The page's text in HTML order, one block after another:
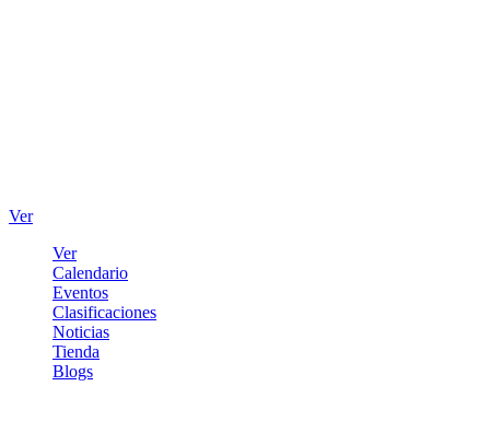
Ver
Ver
Calendario
Eventos
Clasificaciones
Noticias
Tienda
Blogs